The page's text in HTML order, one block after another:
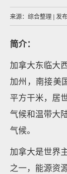
来源：综合整理 | 发
简介：
加拿大东临大
加州，南接美
平方干米，居
气候和温带大
气候。
加拿大是世界
之一，能源资